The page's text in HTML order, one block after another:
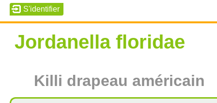
Jordanella floridae
Killi drapeau américain